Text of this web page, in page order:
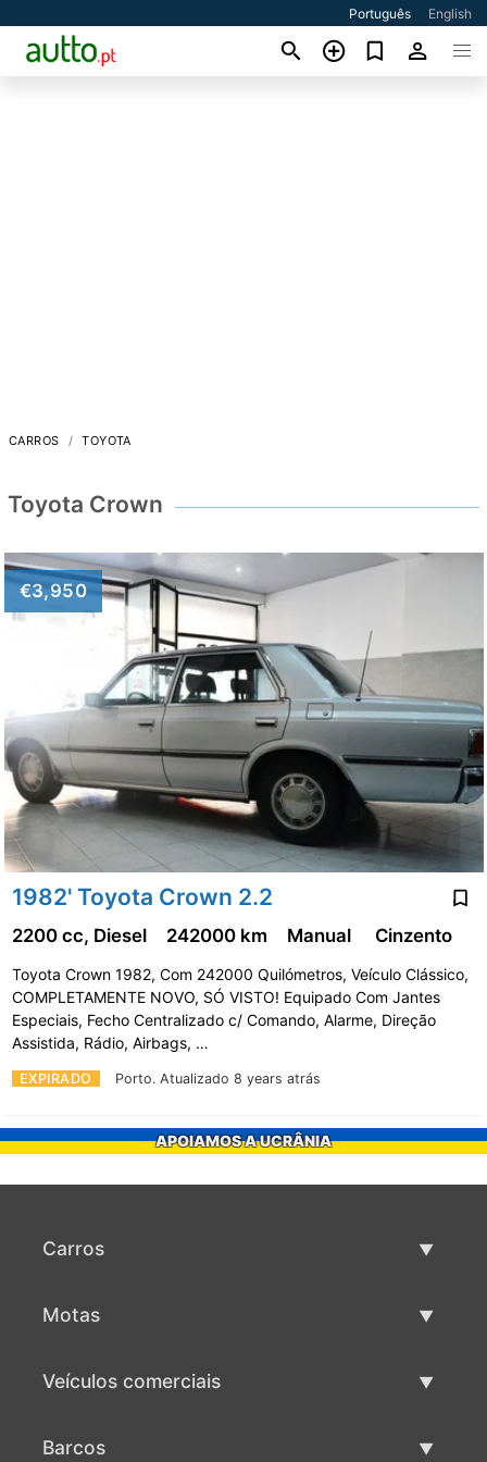
Português English
CARROS TOYOTA
Toyota Crown
€3,950
1982' Toyota Crown 2.2
EXPIRADO Porto. Atualizado 8 years atrás
2200 cc, Diesel 242000 km Manual Cinzento
Toyota Crown 1982, Com 242000 Quilómetros, Veículo Clássico,
COMPLETAMENTE NOVO, SÓ VISTO! Equipado Com Jantes
Especiais, Fecho Centralizado c/ Comando, Alarme, Direção
Assistida, Rádio, Airbags, …
APOIAMOS A UCRÂNIA
Carros
Motas
Veículos comerciais
Barcos